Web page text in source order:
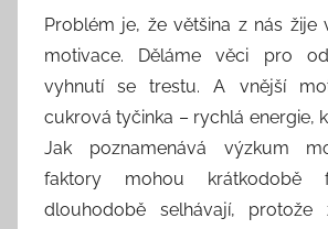
Problém je, že většina z nás žije
motivace. Děláme věci pro
vyhnutí se trestu. A vnější
cukrová tyčinka – rychlá energie,
Jak poznamenává výzkum
faktory mohou krátkodobě
dlouhodobě selhávají,